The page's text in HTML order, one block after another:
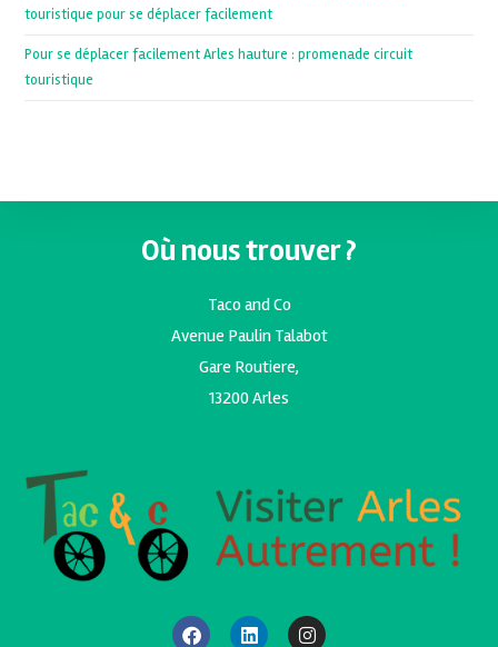
touristique pour se déplacer facilement
Pour se déplacer facilement Arles hauture : promenade circuit
touristique
Où nous trouver ?
Taco and Co
Avenue Paulin Talabot
Gare Routiere,
13200 Arles